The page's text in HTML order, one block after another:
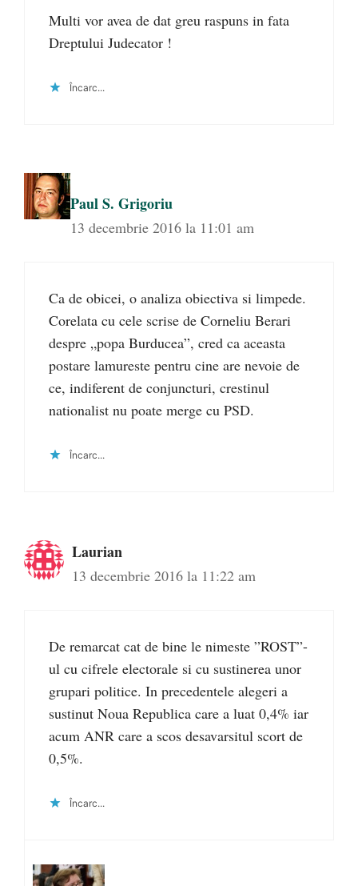
Multi vor avea de dat greu raspuns in fata
Dreptului Judecator !
Încarc...
Paul S. Grigoriu
13 decembrie 2016 la 11:01 am
Ca de obicei, o analiza obiectiva si limpede.
Corelata cu cele scrise de Corneliu Berari
despre „popa Burducea”, cred ca aceasta
postare lamureste pentru cine are nevoie de
ce, indiferent de conjuncturi, crestinul
nationalist nu poate merge cu PSD.
Încarc...
Laurian
13 decembrie 2016 la 11:22 am
De remarcat cat de bine le nimeste ”ROST”-
ul cu cifrele electorale si cu sustinerea unor
grupari politice. In precedentele alegeri a
sustinut Noua Republica care a luat 0,4% iar
acum ANR care a scos desavarsitul scort de
0,5%.
Încarc...